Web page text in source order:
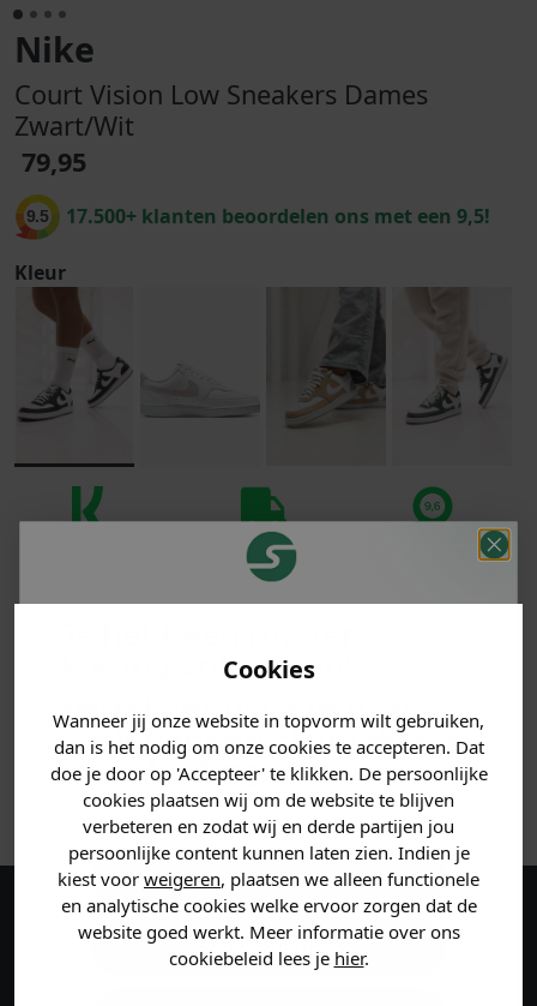
Cookies
Wanneer jij onze website in topvorm wilt gebruiken,
dan is het nodig om onze cookies te accepteren. Dat
doe je door op 'Accepteer' te klikken. De persoonlijke
cookies plaatsen wij om de website te blijven
verbeteren en zodat wij en derde partijen jou
persoonlijke content kunnen laten zien. Indien je
kiest voor weigeren, plaatsen we alleen functionele
en analytische cookies welke ervoor zorgen dat de
website goed werkt. Meer informatie over ons
cookiebeleid lees je hier.
Nike
Court Vision Low Sneakers Dames
Zwart/Wit
79,95
9.5 17.500+ klanten beoordelen ons met een 9,5!
Kleur
Voor 23:59 besteld
is morgen in huis!*
met een 9,6!
PRODUCTINFORMATIE
MATERIAAL & WASVOORSCHRIFT
ANDERE BESTELDEN OOK
Maak een account aan en ontvang 5%
korting op je eerste bestelling!
korting ontvangen!
Vertel ons waar je naar op
zoek bent en claim direct
jouwkorting.
Heren kleding
Dames kleding